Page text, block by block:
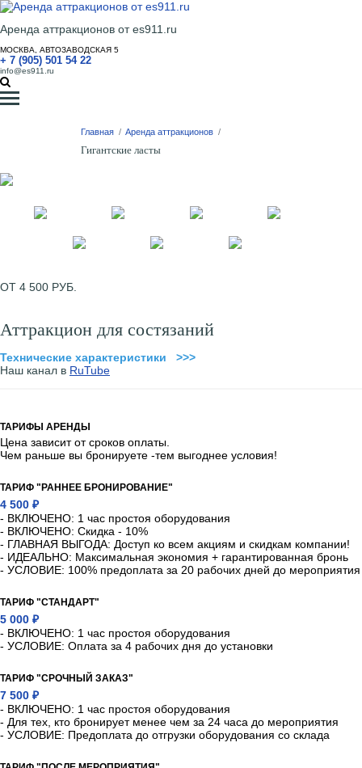
Аренда аттракционов от es911.ru
МОСКВА, АВТОЗАВОДСКАЯ 5
+ 7 (905) 501 54 22
info@es911.ru
Главная / Аренда аттракционов /
Гигантские ласты
ОТ 4 500 РУБ.
Аттракцион для состязаний
Технические характеристики >>>
Наш канал в RuTube
ТАРИФЫ АРЕНДЫ
Цена зависит от сроков оплаты.
Чем раньше вы бронируете -тем выгоднее условия!
ТАРИФ "РАННЕЕ БРОНИРОВАНИЕ"
4 500 ₽
- ВКЛЮЧЕНО: 1 час простоя оборудования
- ВКЛЮЧЕНО: Скидка - 10%
- ГЛАВНАЯ ВЫГОДА: Доступ ко всем акциям и скидкам компании!
- ИДЕАЛЬНО: Максимальная экономия + гарантированная бронь
- УСЛОВИЕ: 100% предоплата за 20 рабочих дней до мероприятия
ТАРИФ "СТАНДАРТ"
5 000 ₽
- ВКЛЮЧЕНО: 1 час простоя оборудования
- УСЛОВИЕ: Оплата за 4 рабочих дня до установки
ТАРИФ "СРОЧНЫЙ ЗАКАЗ"
7 500 ₽
- ВКЛЮЧЕНО: 1 час простоя оборудования
- Для тех, кто бронирует менее чем за 24 часа до мероприятия
- УСЛОВИЕ: Предоплата до отгрузки оборудования со склада